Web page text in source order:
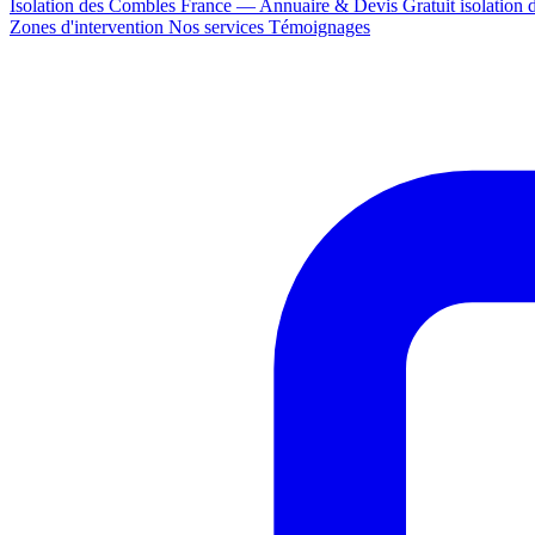
Isolation des Combles France — Annuaire & Devis Gratuit isolation
Zones d'intervention Nos services Témoignages